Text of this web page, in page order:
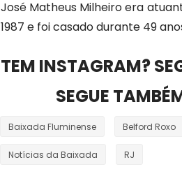
José Matheus Milheiro era
1987 e foi casado durante 49
TEM INSTAGRAM?
SEGUE
Baixada Fluminense Belford Roxo
Notícias da Baixada RJ